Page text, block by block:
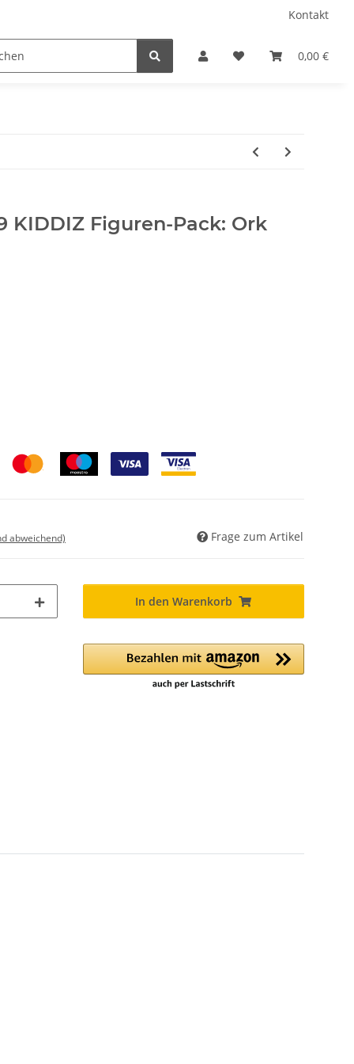
Kontakt
0,00 €
KIDDIZ Figuren-Pack: Ork
abweichend) Frage zum Artikel
In den Warenkorb